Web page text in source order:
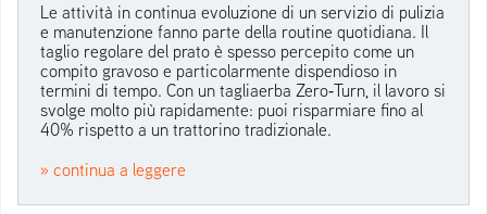
Le attività in continua evoluzione di un servizio di pulizia
e manutenzione fanno parte della routine quotidiana. Il
taglio regolare del prato è spesso percepito come un
compito gravoso e particolarmente dispendioso in
termini di tempo. Con un tagliaerba Zero‑Turn, il lavoro si
svolge molto più rapidamente: puoi risparmiare fino al
40% rispetto a un trattorino tradizionale.
» continua a leggere